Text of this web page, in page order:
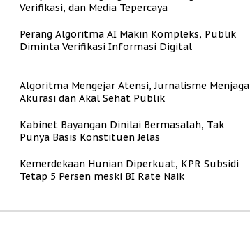
Verifikasi, dan Media Tepercaya
Perang Algoritma AI Makin Kompleks, Publik
Diminta Verifikasi Informasi Digital
Algoritma Mengejar Atensi, Jurnalisme Menjaga
Akurasi dan Akal Sehat Publik
Kabinet Bayangan Dinilai Bermasalah, Tak
Punya Basis Konstituen Jelas
Kemerdekaan Hunian Diperkuat, KPR Subsidi
Tetap 5 Persen meski BI Rate Naik